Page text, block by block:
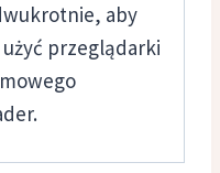
aby
przeglądarki